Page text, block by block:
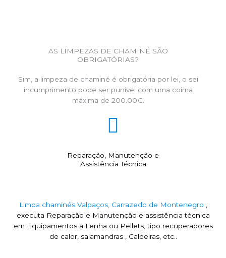
AS LIMPEZAS DE CHAMINÉ SÃO
OBRIGATÓRIAS?
Sim, a limpeza de chaminé é obrigatória por lei, o sei
incumprimento pode ser punível com uma coima
máxima de 200.00€.
Reparação, Manutenção e
Assistência Técnica
Limpa chaminés Valpaços, Carrazedo de Montenegro ,
executa Reparação e Manutenção e assistência técnica
em Equipamentos a Lenha ou Pellets, tipo recuperadores
de calor, salamandras , Caldeiras, etc..